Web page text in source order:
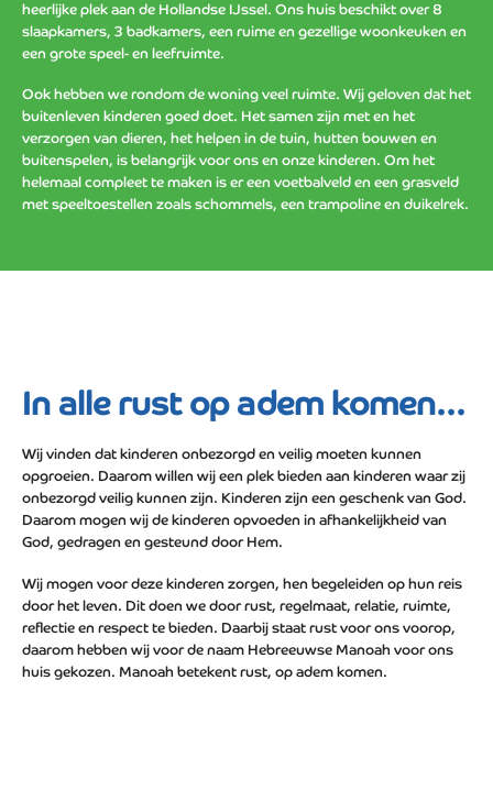
heerlijke plek aan de Hollandse IJssel. Ons huis beschikt over 8
slaapkamers, 3 badkamers, een ruime en gezellige woonkeuken en
een grote speel- en leefruimte.
Ook hebben we rondom de woning veel ruimte. Wij geloven dat het
buitenleven kinderen goed doet. Het samen zijn met en het
verzorgen van dieren, het helpen in de tuin, hutten bouwen en
buitenspelen, is belangrijk voor ons en onze kinderen. Om het
helemaal compleet te maken is er een voetbalveld en een grasveld
met speeltoestellen zoals schommels, een trampoline en duikelrek.
In alle rust op adem komen...
Wij vinden dat kinderen onbezorgd en veilig moeten kunnen
opgroeien. Daarom willen wij een plek bieden aan kinderen waar zij
onbezorgd veilig kunnen zijn. Kinderen zijn een geschenk van God.
Daarom mogen wij de kinderen opvoeden in afhankelijkheid van
God, gedragen en gesteund door Hem.
Wij mogen voor deze kinderen zorgen, hen begeleiden op hun reis
door het leven. Dit doen we door rust, regelmaat, relatie, ruimte,
reflectie en respect te bieden. Daarbij staat rust voor ons voorop,
daarom hebben wij voor de naam Hebreeuwse Manoah voor ons
huis gekozen. Manoah betekent rust, op adem komen.